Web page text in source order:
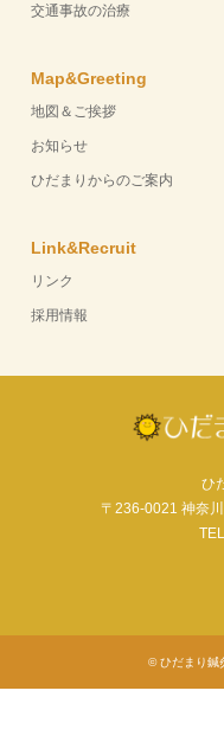
交通事故の治療
Map&Greeting
地図＆ご挨拶
お知らせ
ひだまりからのご案内
Link&Recruit
リンク
採用情報
ひ
〒236-0021 神奈
©ひだまり鍼